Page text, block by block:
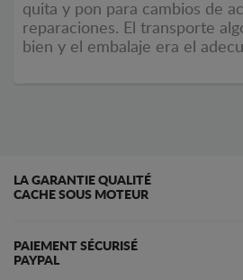
quita y pon para cambios de
reparaciones. El transporte
bien y el embalaje era el
LA GARANTIE QUALITÉ
CACHE SOUS MOTEUR
PAIEMENT SÉCURISÉ
PAYPAL